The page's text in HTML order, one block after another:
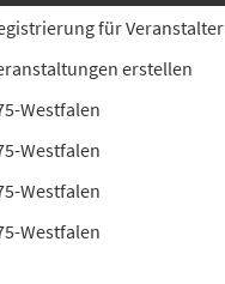
für Veranstalter
erstellen
Westfalen
Westfalen
Westfalen
Westfalen